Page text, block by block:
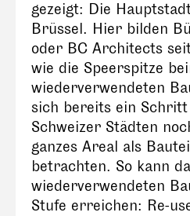
gezeigt: Die
Brüssel. Hier bilden
oder BC Architects
wie die Speerspitze
wiederverwendeten
sich bereits ein
Schweizer Städten
ganzes Areal als
betrachten. So kann
wiederverwendeten
Stufe erreichen: Re-